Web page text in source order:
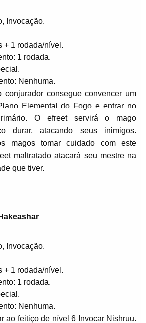
Invocação.
+ 1 rodada/nível.
1 rodada.
Nenhuma.
conjurador consegue convencer um
Elemental do Fogo e entrar no
O efreet servirá o mago
durar, atacando seus inimigos.
magos tomar cuidado com este
maltratado atacará seu mestre na
que tiver.
Invocação.
+ 1 rodada/nível.
1 rodada.
Nenhuma.
ao feitiço de nível 6 Invocar Nishruu.